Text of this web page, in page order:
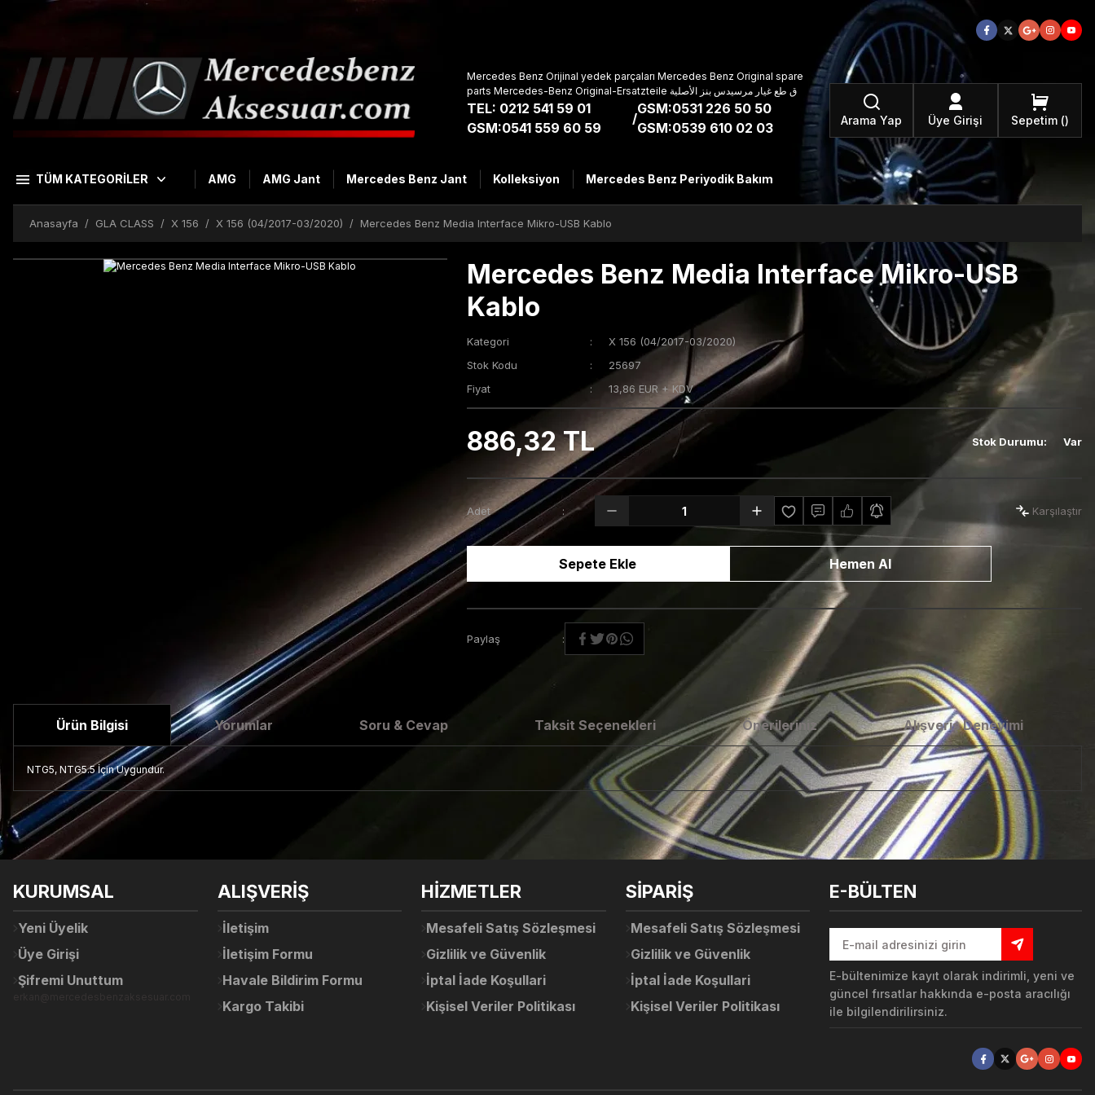
Mercedes Benz Orijinal yedek parçaları Mercedes Benz Original spare
parts Mercedes-Benz Original-Ersatzteile ق طع غيار مرسيدس بنز الأصلية
TEL: 0212 541 59 01
GSM:0541 559 60 59
/
GSM:0531 226 50 50
GSM:0539 610 02 03
Arama Yap Üye Girişi Sepetim
TÜM KATEGORİLER AMG AMG Jant Mercedes Benz Jant Kolleksiyon Mercedes Benz Periyodik Bakım
Anasayfa GLA CLASS X 156 X 156 (04/2017-03/2020) Mercedes Benz Media Interface Mikro-USB Kablo
Mercedes Benz Media Interface Mikro-USB
Kablo
Kategori
X 156 (04/2017-03/2020)
Stok Kodu
25697
Fiyat
13,86 EUR + KDV
886,32 TL Stok Durumu: Var
Adet Karşılaştır
Sepete Ekle Hemen Al
Paylaş
Ürün Bilgisi Yorumlar Soru & Cevap Taksit Seçenekleri Önerileriniz Alışveriş Deneyimi
NTG5, NTG5.5 İçin Uygundur.
Yorum Yaz
Bu ürünün fiyat bilgisi, resim, ürün açıklamalarında ve diğer konularda yetersiz gördüğünüz noktaları öneri formunu kullanarak tarafımıza iletebilirsiniz.
Görüş ve önerileriniz için teşekkür ederiz.
Ürün açıklamasında eksik bilgiler bulunuyor.
Bu ürüne benzer farklı alternatifler olmalı.
Deneyimini Paylaş
KURUMSAL
Yeni Üyelik
Üye Girişi
Şifremi Unuttum
ALIŞVERİŞ
İletişim
İletişim Formu
Havale Bildirim Formu
Kargo Takibi
HİZMETLER
Mesafeli Satış Sözleşmesi
Gizlilik ve Güvenlik
İptal İade Koşullari
Kişisel Veriler Politikası
SİPARİŞ
Mesafeli Satış Sözleşmesi
Gizlilik ve Güvenlik
İptal İade Koşullari
Kişisel Veriler Politikası
E-BÜLTEN
E-bültenimize kayıt olarak indirimli, yeni ve
güncel fırsatlar hakkında e-posta aracılığı
ile bilgilendirilirsiniz.